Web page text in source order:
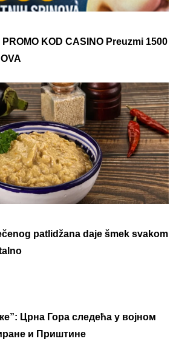
KOD CASINO Preuzmi 1500
patlidžana daje šmek svakom
Црна Гора следећа у војном
и Приштине